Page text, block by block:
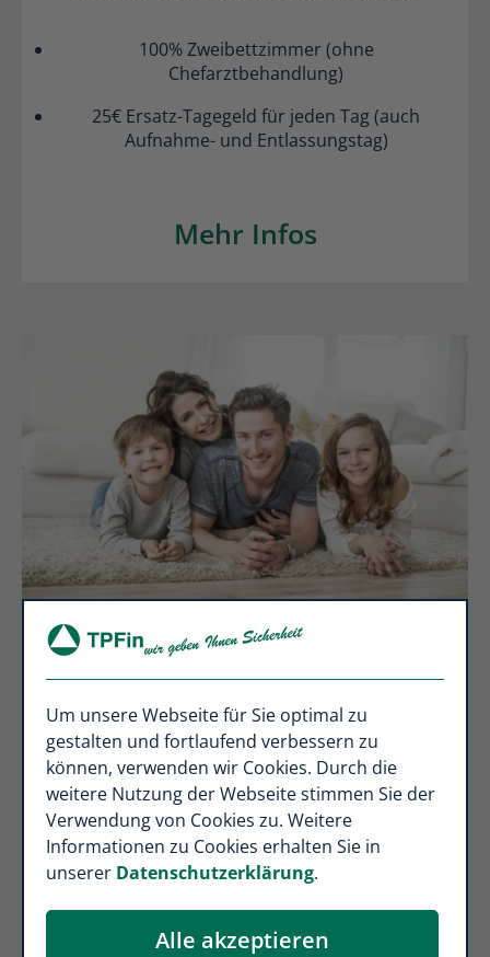
Um unsere Webseite für Sie optimal zu
gestalten und fortlaufend verbessern zu
können, verwenden wir Cookies. Durch die
weitere Nutzung der Webseite stimmen Sie der
Verwendung von Cookies zu. Weitere
Informationen zu Cookies erhalten Sie in
unserer Datenschutzerklärung.
Alle akzeptieren
100% Zweibettzimmer (ohne
Chefarztbehandlung)
25€ Ersatz-Tagegeld für jeden Tag (auch
Aufnahme- und Entlassungstag)
Mehr Infos
Vorsorge & Absicherung
Plagen Sie Ängste und Sorgen, wenn Sie an Ihre
Zukunft denken? Dann sorgen Sie vor, um für
alle Eventualitäten gewappnet zu sein.
Das Thema Sterbegeldversicherung ist heute
präsenter denn je. Das zeigt vor allem der
Anstieg der Suchanfragen im Internet.